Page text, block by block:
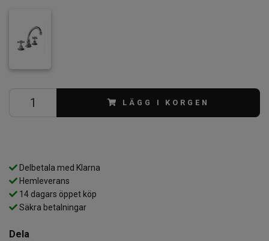
LÄGG I KORGEN
Delbetala med Klarna
Hemleverans
14 dagars öppet köp
Säkra betalningar
Dela